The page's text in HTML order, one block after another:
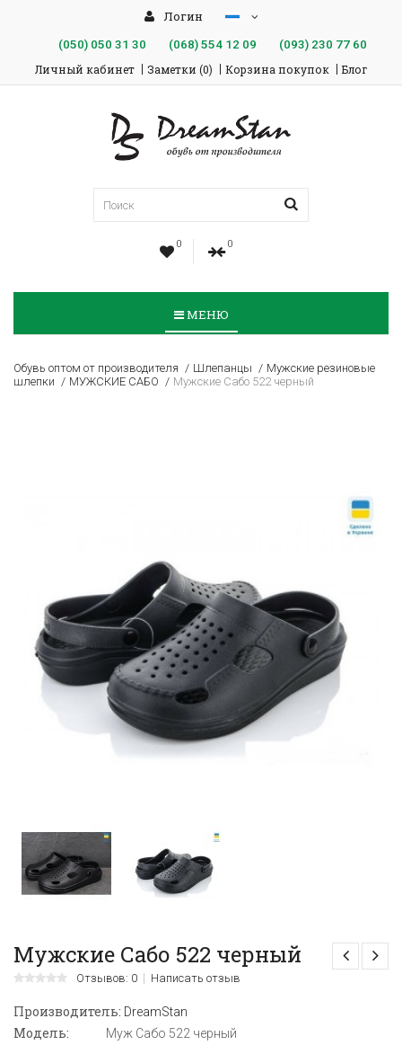
Логин
(050)050 31 30 (068)554 12 09 (093)230 77 60
Личный кабинет Заметки (0) Корзина покупок Блог
0 0
МЕНЮ
Обувь оптом от производителя Шлепанцы
Мужские резиновые
шлепки
МУЖСКИЕ САБО Мужские Сабо 522 черный
Мужские Сабо 522 черный
Отзывов: 0 Написать отзыв
Производитель: DreamStan
Модель: Муж Сабо 522 черный